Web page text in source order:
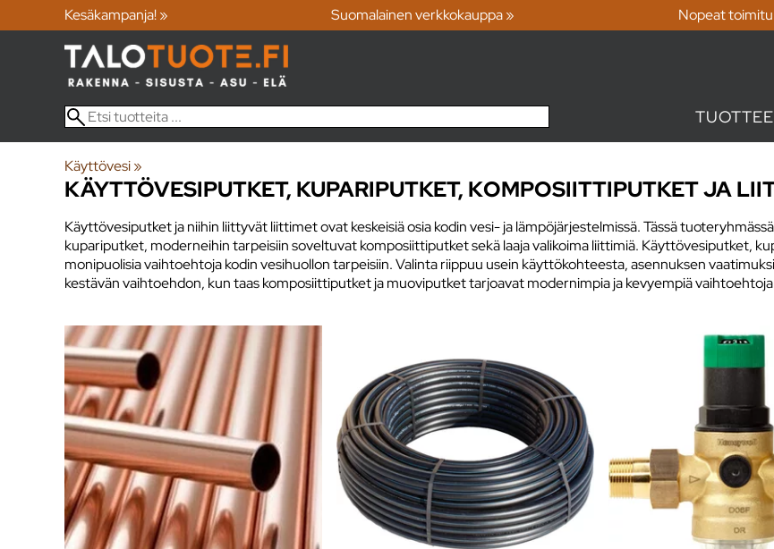
Kesäkampanja! » Suomalainen verkkokauppa » Nopeat
Käyttövesi‪»
KÄYTTÖVESIPUTKET, KUPARIPUTKET, KOMPOSIITTIPUTKET JA
Käyttövesiputket ja niihin liittyvät liittimet ovat keskeisiä osia kodin vesi- ja lämpöjärjestelmissä. Tässä
kupariputket, moderneihin tarpeisiin soveltuvat komposiittiputket sekä laaja valikoima liittimiä. Käyttövesiputket,
monipuolisia vaihtoehtoja kodin vesihuollon tarpeisiin. Valinta riippuu usein käyttökohteesta, asennuksen
kestävän vaihtoehdon, kun taas komposiittiputket ja muoviputket tarjoavat modernimpia ja kevyempiä